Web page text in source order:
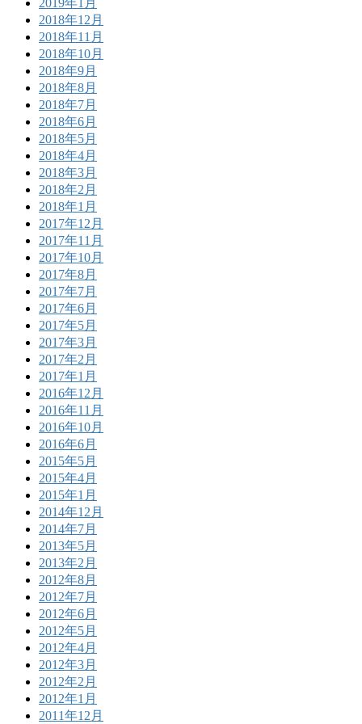
2019年1月
2018年12月
2018年11月
2018年10月
2018年9月
2018年8月
2018年7月
2018年6月
2018年5月
2018年4月
2018年3月
2018年2月
2018年1月
2017年12月
2017年11月
2017年10月
2017年8月
2017年7月
2017年6月
2017年5月
2017年3月
2017年2月
2017年1月
2016年12月
2016年11月
2016年10月
2016年6月
2015年5月
2015年4月
2015年1月
2014年12月
2014年7月
2013年5月
2013年2月
2012年8月
2012年7月
2012年6月
2012年5月
2012年4月
2012年3月
2012年2月
2012年1月
2011年12月